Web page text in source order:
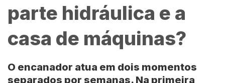
parte hidráulica e a
casa de máquinas?
O encanador atua em dois momentos
separados por semanas. Na primeira